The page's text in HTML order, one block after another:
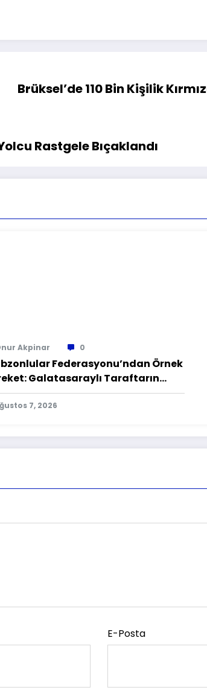
Brüksel’de 110 Bin Kişilik
Rastgele Bıçaklandı
Akpinar 0
Federasyonu’ndan Örnek
Galatasaraylı Taraftarın
Alındı
7, 2026
E-Posta